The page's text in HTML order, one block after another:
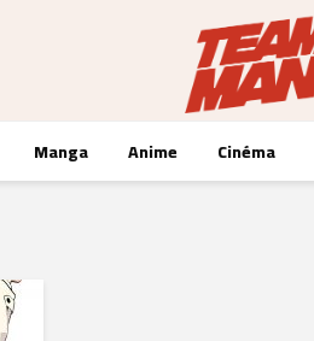
Manga Anime Cinéma